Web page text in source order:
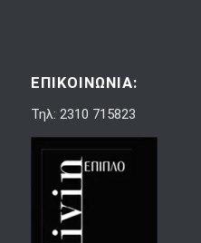
ΕΠΙΚΟΙΝΩΝΙΑ:
Τηλ: 2310 715823